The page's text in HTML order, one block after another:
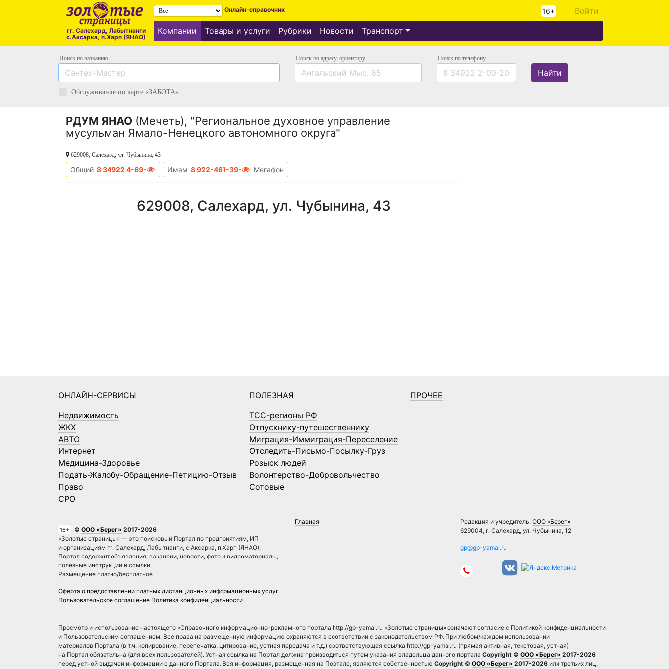
гг. Салехард, Лабытнанги
с.Аксарка, п.Харп (ЯНАО)
Онлайн-справочник 16+ Войти
Компании Товары и услуги Рубрики Новости Транспорт
Поиск по названию Поиск по адресу, ориентиру Поиск по телефону
Найти
Обслуживание по карте «ЗАБОТА»
РДУМ ЯНАО (Мечеть), "Региональное духовное управление
мусульман Ямало-Ненецкого автономного округа"
629008, Салехард, ул. Чубынина, 43
Общий 8 34922 4-69-59 Имам 8 922-461-39-45 Мегафон
629008, Салехард, ул. Чубынина, 43
ОНЛАЙН-СЕРВИСЫ
Недвижимость
ЖКХ
АВТО
Интернет
Медицина-Здоровье
Подать-Жалобу-Обращение-Петицию-Отзыв
Право
СРО
ПОЛЕЗНАЯ
ТСС-регионы РФ
Отпускнику-путешественнику
Миграция-Иммиграция-Переселение
Отследить-Письмо-Посылку-Груз
Розыск людей
Волонтерство-Добровольчество
Сотовые
ПРОЧЕЕ
16+ © ООО «Берег» 2017-2026
«Золотые страницы» — это поисковый Портал по предприятиям, ИП
и организациям гг. Салехард, Лабытнанги, с.Аксарка, п.Харп (ЯНАО);
Портал содержит объявления, вакансии, новости, фото и видеоматериалы,
полезные инструкции и ссылки.
Размещение платно/бесплатное
Оферта о предоставлении платных дистанционных информационных услуг
Пользовательское соглашение Политика конфиденциальности
Главная Редакция и учредитель: ООО «Берег»
629004, г. Салехард, ул. Чубынина, 12
Просмотр и использование настоящего «Справочного информационно-рекламного портала http://gp-yamal.ru «Золотые страницы» означают согласие с Политикой конфиденциальности
и Пользовательским соглашением. Все права на размещенную информацию охраняются в соответствии с законодательством РФ. При любом/каждом использовании
материалов Портала (в т.ч. копирование, перепечатка, цитирование, устная передача и т.д.) соответствующая ссылка http://gp-yamal.ru (прямая активная, текстовая, устная)
на Портал обязательна (для всех пользователей). Устная ссылка на Портал должна производиться путем указания владельца данного портала Copyright © ООО «Берег» 2017-2026
перед устной выдачей информации с данного Портала. Вся информация, размещенная на Портале, являются собственностью Copyright © ООО «Берег» 2017-2026 или третьих лиц.